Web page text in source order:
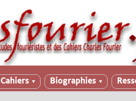
Cahiers ▼ Biographies ▼